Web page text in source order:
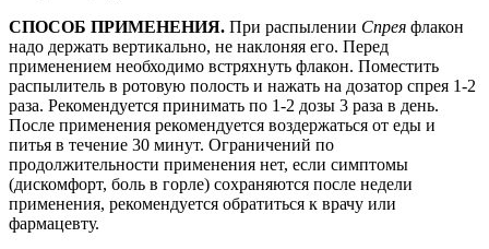
СПОСОБ ПРИМЕНЕНИЯ. При распылении Спрея флакон
надо держать вертикально, не наклоняя его. Перед
применением необходимо встряхнуть флакон. Поместить
распылитель в ротовую полость и нажать на дозатор спрея 1-2
раза. Рекомендуется принимать по 1-2 дозы 3 раза в день.
После применения рекомендуется воздержаться от еды и
питья в течение 30 минут. Ограничений по
продолжительности применения нет, если симптомы
(дискомфорт, боль в горле) сохраняются после недели
применения, рекомендуется обратиться к врачу или
фармацевту.